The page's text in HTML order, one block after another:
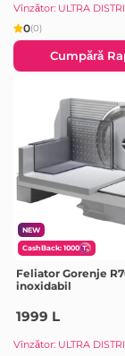
Vînzător: ULTRA
0(0)
Cumpără
NEW
CashBack: 1000
Feliator Gorenje
inoxidabil
1999 L
Vînzător: ULTRA